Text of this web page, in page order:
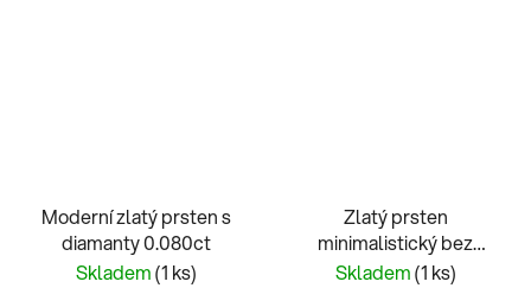
Moderní zlatý prsten s
diamanty 0.080ct
Skladem(1 ks)
Zlatý prsten
minimalistický bez
kamenů
Skladem(1 ks)